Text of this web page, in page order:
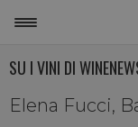
SU I VINI DI
Elena Fucci,